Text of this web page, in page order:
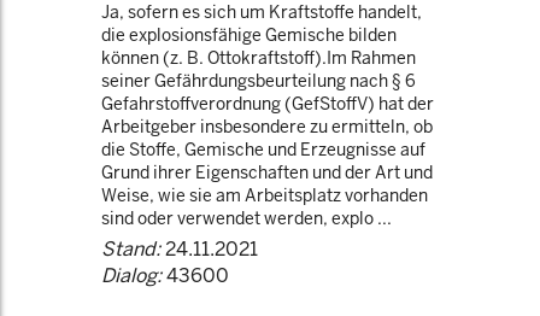
Ja, sofern es sich um Kraftstoffe handelt,
die explosionsfähige Gemische bilden
können (z. B. Ottokraftstoff).Im Rahmen
seiner Gefährdungsbeurteilung nach § 6
Gefahrstoffverordnung (GefStoffV) hat der
Arbeitgeber insbesondere zu ermitteln, ob
die Stoffe, Gemische und Erzeugnisse auf
Grund ihrer Eigenschaften und der Art und
Weise, wie sie am Arbeitsplatz vorhanden
sind oder verwendet werden, explo ...
Stand:24.11.2021
Dialog:43600